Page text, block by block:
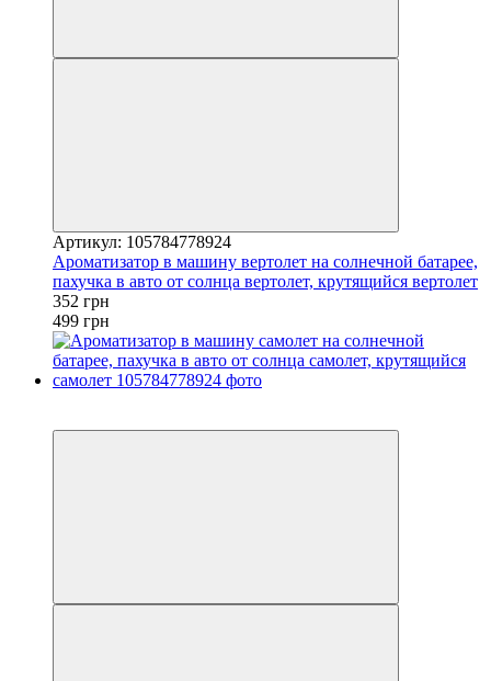
Артикул: 105784778924
Ароматизатор в машину вертолет на солнечной батарее,
пахучка в авто от солнца вертолет, крутящийся вертолет
352 грн
499 грн